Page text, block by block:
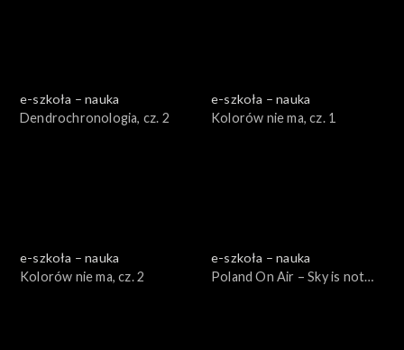
e-szkoła – nauka
Dendrochronologia, cz. 2
e-szkoła – nauka
Kolorów nie ma, cz. 1
e-szkoła – nauka
Kolorów nie ma, cz. 2
e-szkoła – nauka
Poland On Air – Sky is not